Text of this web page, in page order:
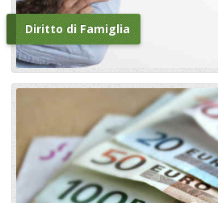
Diritto di Famiglia